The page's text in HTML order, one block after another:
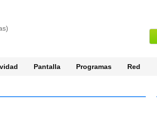
Pantalla Programas Red